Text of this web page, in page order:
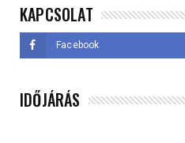
KAPCSOLAT
Facebook
IDŐJÁRÁS